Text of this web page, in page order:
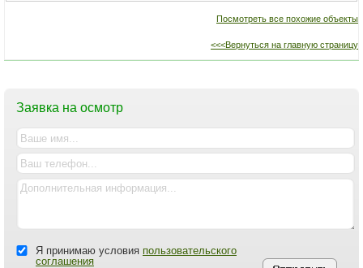
Посмотреть все похожие объекты
<<<Вернуться на главную страницу
Заявка на осмотр
Я принимаю условия пользовательского
соглашения